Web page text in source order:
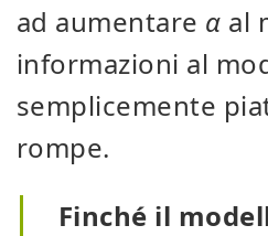
ad aumentare α al
informazioni al
semplicemente
rompe.
Finché il